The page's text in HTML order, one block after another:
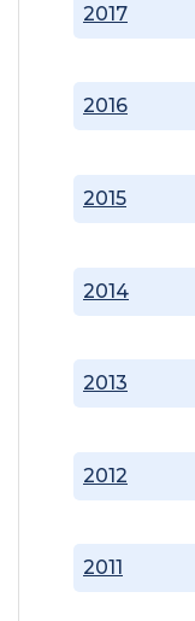
2011
2012
2013
2014
2015
2016
2017